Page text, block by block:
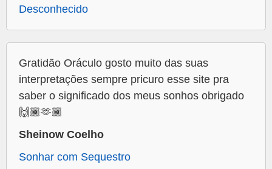
Desconhecido
Gratidão Oráculo gosto muito das suas
interpretações sempre pricuro esse site pra
saber o significado dos meus sonhos obrigado
🙌🏾🫶🏾
Sheinow Coelho
Sonhar com Sequestro